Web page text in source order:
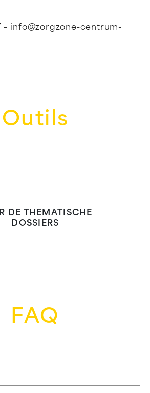
– info@zorgzone-centrum-
Outils
DE THEMATISCHE
DOSSIERS
FAQ